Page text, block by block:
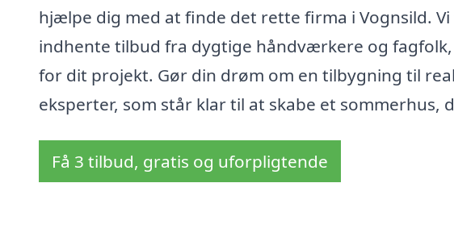
hjælpe dig med at finde det rette firma i Vognsild.
indhente tilbud fra dygtige håndværkere og
for dit projekt. Gør din drøm om en tilbygning til
eksperter, som står klar til at skabe et sommerhus,
Få 3 tilbud, gratis og uforpligtende